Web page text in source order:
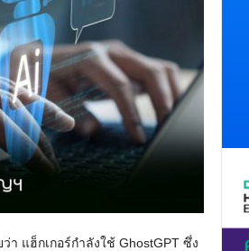
า แฮ็กเกอร์กำลังใช้ GhostGPT ซึ่ง